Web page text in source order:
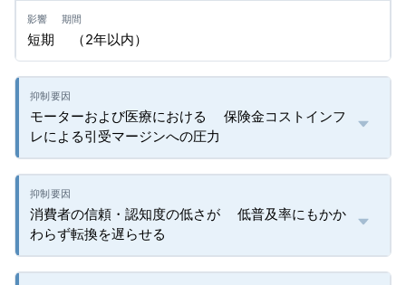
短期 （2年以内）
モーターおよび医療における 保険金コストインフ
レによる引受マージンへの圧力
消費者の信頼・認知度の低さが 低普及率にもかか
わらず転換を遅らせる